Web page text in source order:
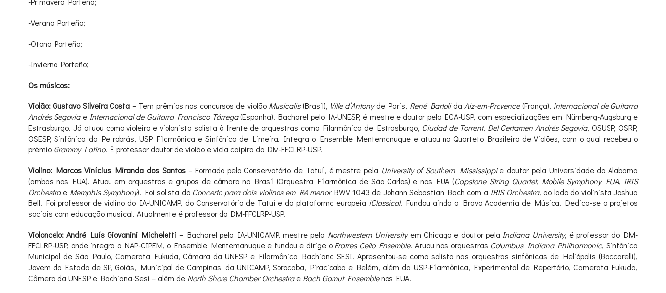
-Verano Porteño;
-Otono Porteño;
-Invierno Porteño;
Os músicos:
Violão: Gustavo Silveira Costa – Tem prêmios nos concursos de violão Musicalis(Brasil), Ville d’Antonyde Paris, René Bartolida Aiz-em-Provence(França), Internacional de Guitarra
Andrés Segoviae Internacional de Guitarra Francisco Tárrega(Espanha). Bacharel pelo IA-UNESP, é mestre e doutor pela ECA-USP, com especializações em Nürnberg-Augsburg e
Estrasburgo. Já atuou como violeiro e violonista solista à frente de orquestras como Filarmônica de Estrasburgo, Ciudad de Torrent, Del Certamen Andrés Segovia, OSUSP, OSRP,
OSESP, Sinfônica da Petrobrás, USP Filarmônica e Sinfônica de Limeira. Integra o Ensemble Mentemanuque e atuou no Quarteto Brasileiro de Violões, com o qual recebeu o
prêmio Grammy Latino. É professor doutor de violão e viola caipira do DM-FFCLRP-USP.
Violino: Marcos Vinícius Miranda dos Santos – Formado pelo Conservatório de Tatuí, é mestre pela University of Southern Mississippie doutor pela Universidade do Alabama
(ambas nos EUA). Atuou em orquestras e grupos de câmara no Brasil (Orquestra Filarmônica de São Carlos) e nos EUA (Capstone String Quartet, Mobile Symphony EUA, IRIS
Orchestrae Memphis Symphony). Foi solista do Concerto para dois violinos em Ré menorBWV 1043 de Johann Sebastian Bach com a IRIS Orchestra, ao lado do violinista Joshua
Bell. Foi professor de violino do IA-UNICAMP, do Conservatório de Tatuí e da plataforma europeia iClassical. Fundou ainda a Bravo Academia de Música. Dedica-se a projetos
sociais com educação musical. Atualmente é professor do DM-FFCLRP-USP.
Violoncelo: André Luís Giovanini Micheletti – Bacharel pelo IA-UNICAMP, mestre pela Northwestern Universityem Chicago e doutor pela Indiana University, é professor do DM-
FFCLRP-USP, onde integra o NAP-CIPEM, o Ensemble Mentemanuque e fundou e dirige o Fratres Cello Ensemble. Atuou nas orquestras Columbus Indiana Philharmonic, Sinfônica
Municipal de São Paulo, Camerata Fukuda, Câmara da UNESP e Filarmônica Bachiana SESI. Apresentou-se como solista nas orquestras sinfônicas de Heliópolis (Baccarelli),
Jovem do Estado de SP, Goiás, Municipal de Campinas, da UNICAMP, Sorocaba, Piracicaba e Belém, além da USP-Filarmônica, Experimental de Repertório, Camerata Fukuda,
Câmera da UNESP e Bachiana-Sesi – além de North Shore Chamber Orchestrae Bach Gamut Ensemblenos EUA.